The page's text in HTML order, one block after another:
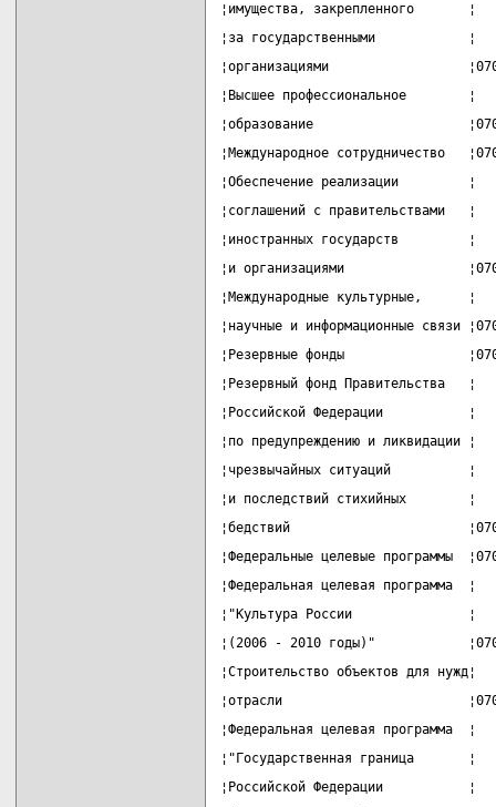
¦имущества, закрепленного
¦за государственными
¦организациями
¦Высшее профессиональное
¦образование
¦Международное сотрудничество
¦Обеспечение реализации
¦соглашений с
¦иностранных государств
¦и организациями
¦Международные
¦научные и информационные связи
¦Резервные фонды
¦Резервный фонд
¦Российской Федерации
¦по предупреждению и
¦чрезвычайных ситуаций
¦и последствий стихийных
¦бедствий
¦Федеральные целевые программы
¦Федеральная целевая
¦"Культура России
¦(2006 - 2010 годы)"
¦Строительство объектов для
¦отрасли
¦Федеральная целевая
¦"Государственная граница
¦Российской Федерации